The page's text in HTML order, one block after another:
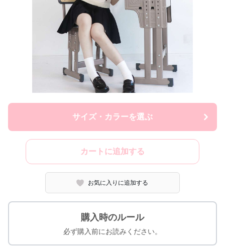
サイズ・カラーを選ぶ
カートに追加する
お気に入りに追加する
購入時のルール
必ず購入前にお読みください。